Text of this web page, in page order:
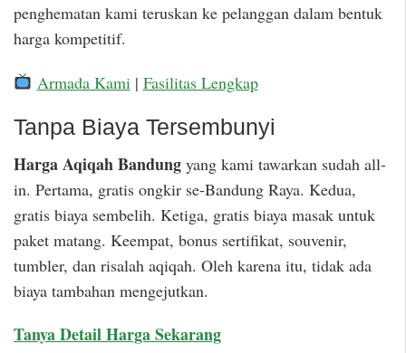
penghematan kami teruskan ke pelanggan dalam bentuk
harga kompetitif.
Armada Kami | Fasilitas Lengkap
Tanpa Biaya Tersembunyi
Harga Aqiqah Bandung yang kami tawarkan sudah all-
in. Pertama, gratis ongkir se-Bandung Raya. Kedua,
gratis biaya sembelih. Ketiga, gratis biaya masak untuk
paket matang. Keempat, bonus sertifikat, souvenir,
tumbler, dan risalah aqiqah. Oleh karena itu, tidak ada
biaya tambahan mengejutkan.
Tanya Detail Harga Sekarang